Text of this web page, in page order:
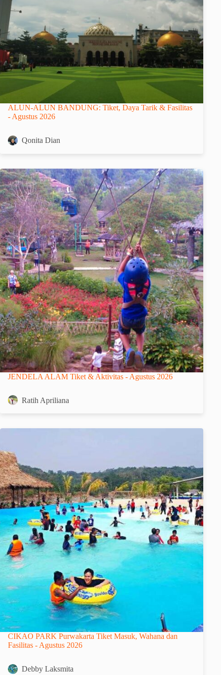
ALUN-ALUN BANDUNG: Tiket, Daya Tarik & Fasilitas
- Agustus 2026
Qonita Dian
JENDELA ALAM Tiket & Aktivitas - Agustus 2026
Ratih Apriliana
CIKAO PARK Purwakarta Tiket Masuk, Wahana dan
Fasilitas - Agustus 2026
Debby Laksmita